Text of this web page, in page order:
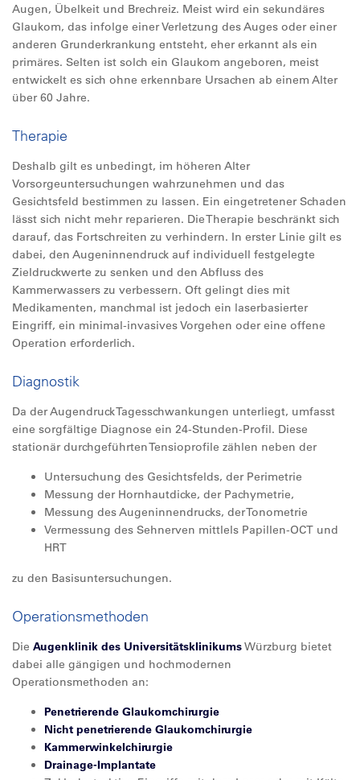
Augen, Übelkeit und Brechreiz. Meist wird ein sekundäres
Glaukom, das infolge einer Verletzung des Auges oder einer
anderen Grunderkrankung entsteht, eher erkannt als ein
primäres. Selten ist solch ein Glaukom angeboren, meist
entwickelt es sich ohne erkennbare Ursachen ab einem Alter
über 60 Jahre.
Therapie
Deshalb gilt es unbedingt, im höheren Alter
Vorsorgeuntersuchungen wahrzunehmen und das
Gesichtsfeld bestimmen zu lassen. Ein eingetretener Schaden
lässt sich nicht mehr reparieren. Die Therapie beschränkt sich
darauf, das Fortschreiten zu verhindern. In erster Linie gilt es
dabei, den Augeninnendruck auf individuell festgelegte
Zieldruckwerte zu senken und den Abfluss des
Kammerwassers zu verbessern. Oft gelingt dies mit
Medikamenten, manchmal ist jedoch ein laserbasierter
Eingriff, ein minimal-invasives Vorgehen oder eine offene
Operation erforderlich.
Diagnostik
Da der Augendruck Tagesschwankungen unterliegt, umfasst
eine sorgfältige Diagnose ein 24-Stunden-Profil. Diese
stationär durchgeführten Tensioprofile zählen neben der
Untersuchung des Gesichtsfelds, der Perimetrie
Messung der Hornhautdicke, der Pachymetrie,
Messung des Augeninnendrucks, der Tonometrie
Vermessung des Sehnerven mittlels Papillen-OCT und
HRT
zu den Basisuntersuchungen.
Operationsmethoden
Die Augenklinik des UniversitätsklinikumsWürzburg bietet
dabei alle gängigen und hochmodernen
Operationsmethoden an:
Penetrierende Glaukomchirurgie
Nicht penetrierende Glaukomchirurgie
Kammerwinkelchirurgie
Drainage-Implantate